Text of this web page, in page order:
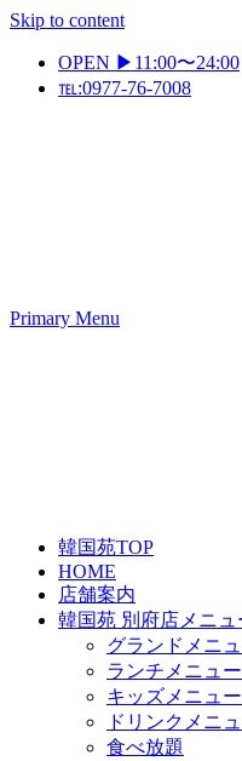
Skip to content
OPEN ▶11:00〜24:00
℡:0977-76-7008
Primary Menu
韓国苑TOP
HOME
店舗案内
韓国苑 別府店メニュ
グランドメニ
ランチメニュー
キッズメニュー
ドリンクメニ
食べ放題